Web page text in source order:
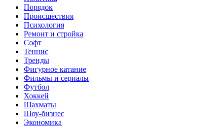
Порядок
Происшествия
Психология
Ремонт и стройка
Софт
Теннис
Тренды
Фигурное катание
Фильмы и сериалы
Футбол
Хоккей
Шахматы
Шоу-бизнес
Экономика